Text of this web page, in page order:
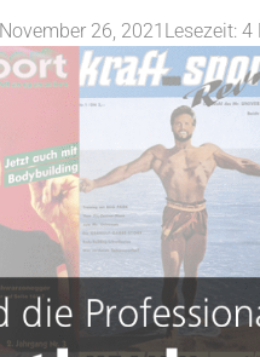
November 26, 2021 Lesezeit: 4